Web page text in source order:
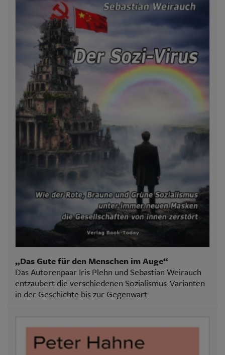
„Das Gute für den Menschen im Auge“
Das Autorenpaar Iris Plehn und Sebastian Weirauch
entzaubert die verschiedenen Sozialismus-Varianten
in der Geschichte bis zur Gegenwart